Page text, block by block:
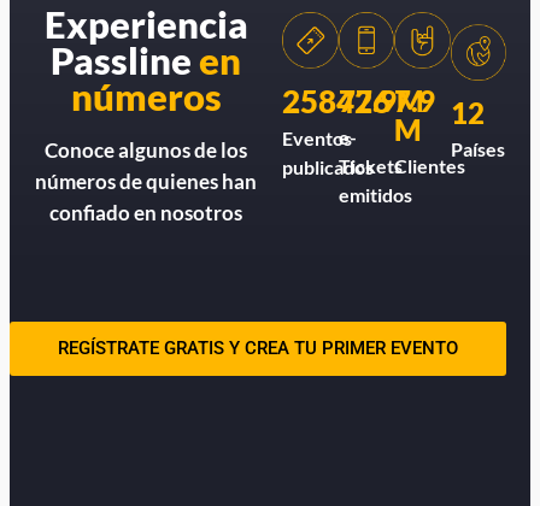
Experiencia
Passlineen
números
Conoce algunos de los
números de quienes han
confiado en nosotros
258426
Eventos
publicados
77.9M
e-
Tickets
emitidos
7.9
M
Clientes
12
Países
REGÍSTRATE GRATIS Y CREA TU PRIMER EVENTO